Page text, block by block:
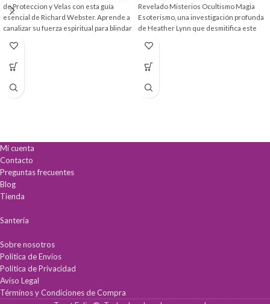
de Proteccion y Velas con esta guía
esencial de Richard Webster. Aprende a
canalizar su fuerza espiritual para blindar
rituales y meditaciones efectivas.
velas mágicas y cristales.
Revelado Misterios Ocultismo Magia
Esoterismo, una investigación profunda
de Heather Lynn que desmitifica este
histórica y su impacto en la
académico.
Claridad simbólica:
gnóstico y la masonería.
Mi cuenta
Contacto
Preguntas frecuentes
Blog
Tienda
Santería
Sobre nosotros
Política de Envíos
Política de Privacidad
Aviso Legal
Términos y Condiciones de Compra